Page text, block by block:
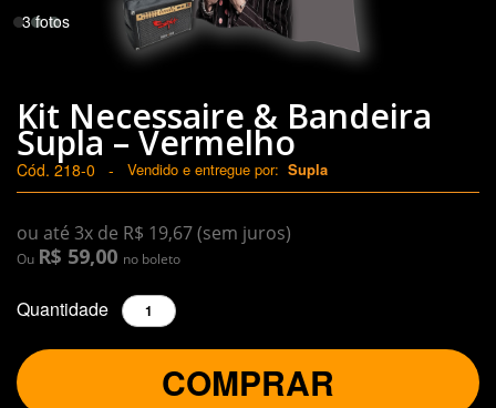
3 fotos
Kit Necessaire & Bandeira
Supla – Vermelho
Cód. 218-0 - Vendido e entregue por: Supla
ou até 3x de R$ 19,67 (sem juros)
Ou R$ 59,00 no boleto
Quantidade
COMPRAR